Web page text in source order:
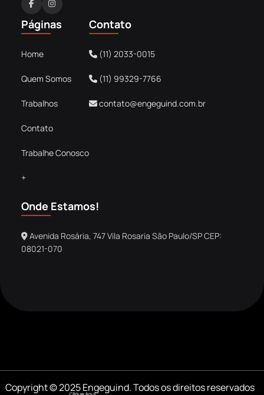
F
a
c
b
k
I
n
a
Páginas
Home
Quem Somos
Trabalhos
Contato
Trabalhe Conosco
+
Contato
(11) 2033-0015
(11) 99329-7766
contato@engeguind.com.br
Onde Estamos!
Avenida Rosária, 747 Vila Rosaria São Paulo/SP CEP:
08021-070
Copyright © 2025 Engeguind. Todos os direitos reservados.